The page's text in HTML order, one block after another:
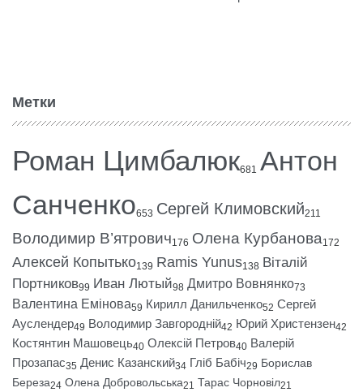
Метки
Роман Цимбалюк681 Антон
Санченко653 Сергей Климовский211
Володимир В’ятрович176 Олена Курбанова172
Алексей Копытько139 Ramis Yunus138 Віталій
Портников99 Иван Лютый98 Дмитро Вовнянко73
Валентина Емінова59 Кирилл Данильченко52 Сергей
Ауслендер49 Володимир Завгородній42 Юрий Христензен42
Костянтин Машовець40 Олексій Петров40 Валерій
Прозапас35 Денис Казанский34 Гліб Бабіч29 Борислав
Береза24 Олена Добровольська21 Тарас Чорновіл21